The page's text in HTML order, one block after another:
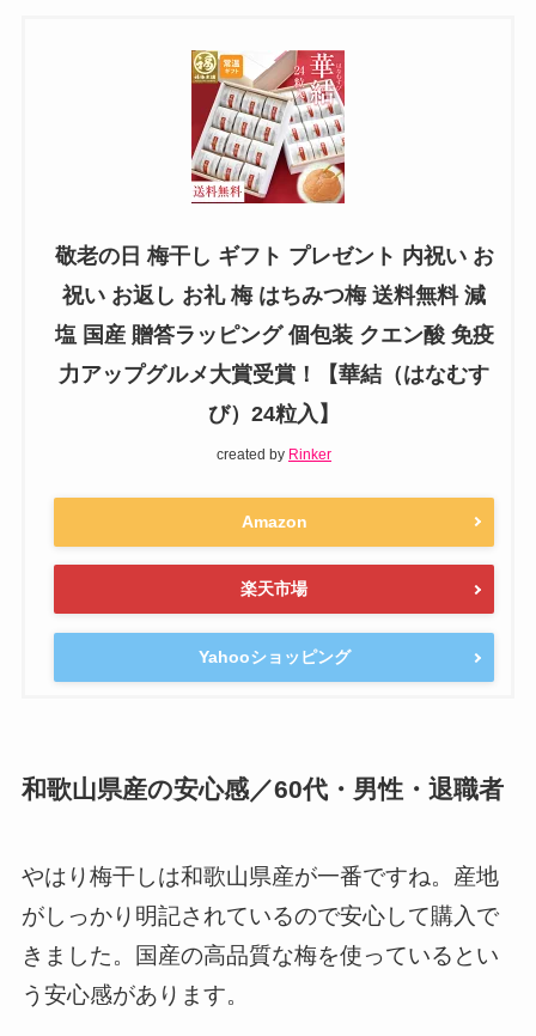
敬老の日 梅干し ギフト プレゼント 内祝い お
祝い お返し お礼 梅 はちみつ梅 送料無料 減
塩 国産 贈答ラッピング 個包装 クエン酸 免疫
力アップグルメ大賞受賞！【華結（はなむす
び）24粒入】
created by Rinker
Amazon
楽天市場
Yahooショッピング
和歌山県産の安心感／60代・男性・退職者
やはり梅干しは和歌山県産が一番ですね。産地
がしっかり明記されているので安心して購入で
きました。国産の高品質な梅を使っているとい
う安心感があります。